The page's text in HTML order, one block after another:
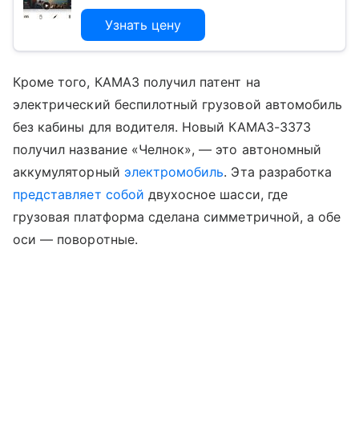
Узнать цену
Кроме того, КАМАЗ получил патент на
электрический беспилотный грузовой автомобиль
без кабины для водителя. Новый КАМАЗ-3373
получил название «Челнок», — это автономный
аккумуляторный электромобиль. Эта разработка
представляет собой двухосное шасси, где
грузовая платформа сделана симметричной, а обе
оси — поворотные.